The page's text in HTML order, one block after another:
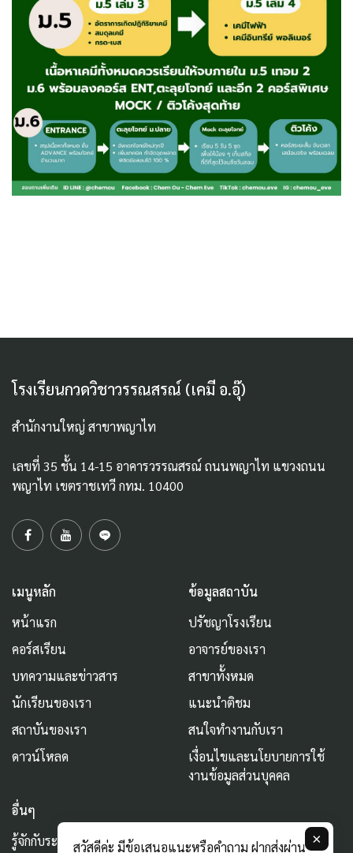
โรงเรียนกวดวิชาวรรณสรณ์ (เคมี อ.อุ๊)
สำนักงานใหญ่ สาขาพญาไท
เลขที่ 35 ชั้น 14-15 อาคารวรรณสรณ์ ถนนพญาไท แขวงถนน
พญาไท เขตราชเทวี กทม. 10400
เมนูหลัก
หน้าแรก
คอร์สเรียน
บทความและข่าวสาร
นักเรียนของเรา
สถาบันของเรา
ดาวน์โหลด
ข้อมูลสถาบัน
ปรัชญาโรงเรียน
อาจารย์ของเรา
สาขาทั้งหมด
แนะนำติชม
สนใจทำงานกับเรา
เงื่อนไขและนโยบายการใช้
งานข้อมูลส่วนบุคคล
อื่นๆ
รู้จักกับระบบ AURUM
×
สวัสดีค่ะ มีข้อเสนอแนะหรือคำถาม ฝากส่งผ่าน